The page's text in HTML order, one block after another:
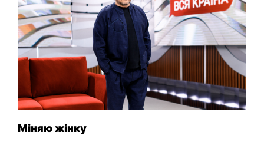
Міняю жінку